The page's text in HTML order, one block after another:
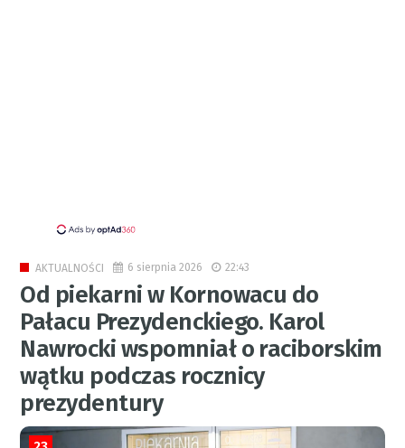
AKTUALNOŚCI 6 sierpnia 2026 22:43
Od piekarni w Kornowacu do
Pałacu Prezydenckiego. Karol
Nawrocki wspomniał o raciborskim
wątku podczas rocznicy
prezydentury